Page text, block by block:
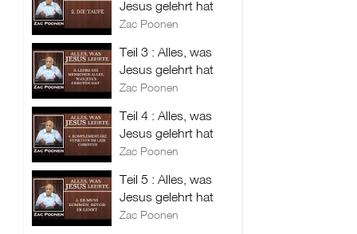
Jesus gelehrt hat
Zac Poonen
Teil 3 : Alles, was
Jesus gelehrt hat
Zac Poonen
Teil 4 : Alles, was
Jesus gelehrt hat
Zac Poonen
Teil 5 : Alles, was
Jesus gelehrt hat
Zac Poonen